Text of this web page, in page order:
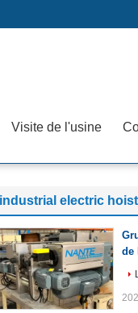
Visite de l'usine
industrial electric hoist
de